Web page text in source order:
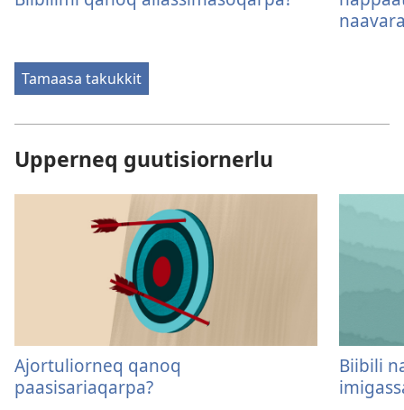
Tamaasa takukkit
Upperneq guutisiornerlu
Ajortuliorneq qanoq
paasisariaqarpa?
Biibili